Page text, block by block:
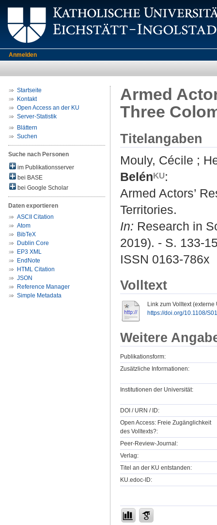
Anmelden
Startseite
Kontakt
Open Access an der KU
Server-Statistik
Blättern
Suchen
Suche nach Personen
im Publikationsserver
bei BASE
bei Google Scholar
Daten exportieren
ASCII Citation
Atom
BibTeX
Dublin Core
EP3 XML
EndNote
HTML Citation
JSON
Reference Manager
Simple Metadata
Armed
Three
Titelangaben
Mouly, Cécile ;
Belén
:
Armed Actors’
Territories.
In: Research in
2019). - S. 133-
ISSN 0163-786x
Volltext
Link zum Volltext (externe
https://doi.org/10.1108/
Weitere
Publikationsform:
Zusätzliche Informationen:
Institutionen der Universität:
DOI / URN / ID:
Open Access: Freie Zugänglichkeit
des Volltexts?:
Peer-Review-Journal:
Verlag:
Titel an der KU entstanden:
KU.edoc-ID: